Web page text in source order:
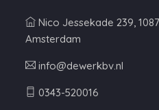
Nico Jessekade 239,
Amsterdam
info@dewerkbv.nl
0343-520016